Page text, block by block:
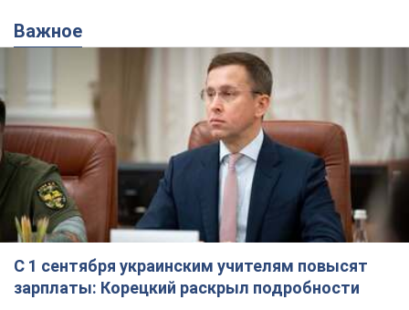
Важное
С 1 сентября украинским учителям повысят
зарплаты: Корецкий раскрыл подробности